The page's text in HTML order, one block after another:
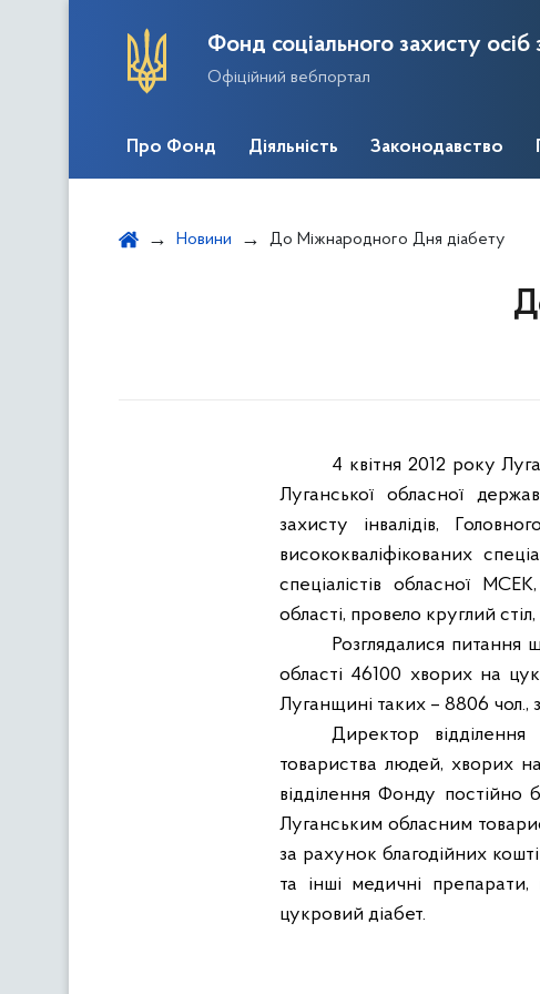
Фонд соціального захисту осіб
Офіційний вебпортал
Про Фонд Діяльність Законодавство
Новини До Міжнародного Дня діабету
4 квітня 2012 року
Луганської обласної
захисту інвалідів,
висококваліфікованих
спеціалістів обласної
області, провело круглий
Розглядалися питання
області 46100 хворих на
Луганщині таких – 8806 чол., з
Директор
товариства людей, хворих
відділення Фонду постійно
Луганським обласним
за рахунок благодійних
та інші медичні
цукровий діабет.